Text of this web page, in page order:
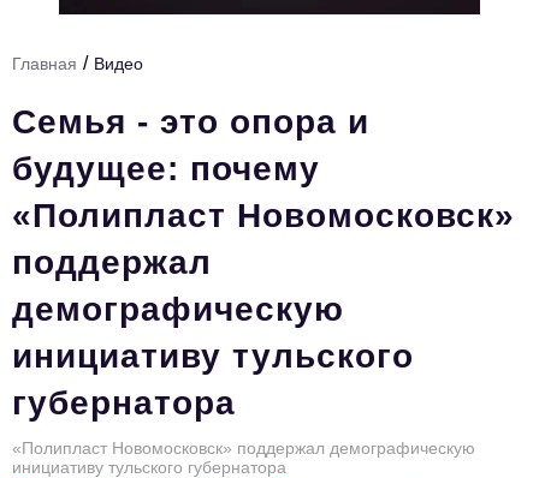
Стиль жизни
Тема номера
HR
Персона номера
Инфраструктура развития
Технологии и тренды
Туризм
Импортозамещение
Мероприятия
Главная / Видео
Семья - это опора и
будущее: почему
«Полипласт Новомосковск»
поддержал
демографическую
инициативу тульского
губернатора
«Полипласт Новомосковск» поддержал демографическую
инициативу тульского губернатора